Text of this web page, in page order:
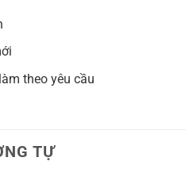
theo yêu cầu
TỰ